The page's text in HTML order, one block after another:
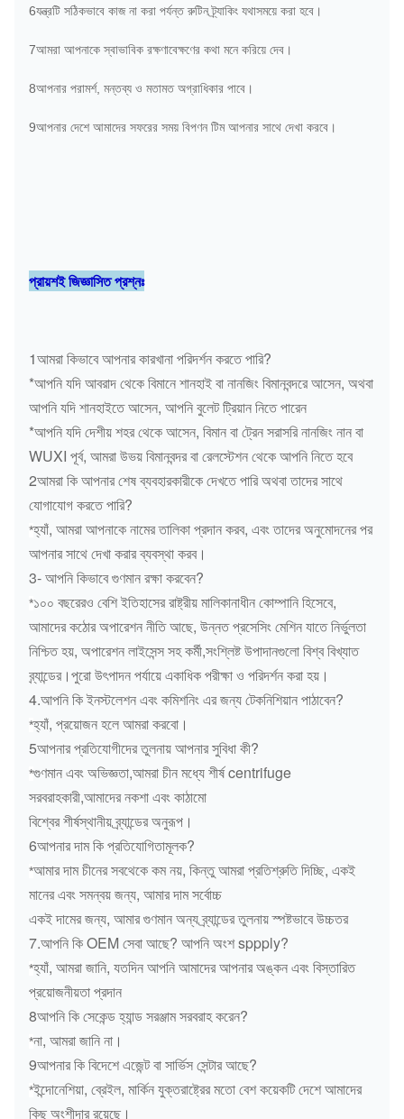
6যন্ত্রটি সঠিকভাবে কাজ না করা পর্যন্ত রুটিন ট্র্যাকিং যথাসময়ে করা হবে।
7আমরা আপনাকে স্বাভাবিক রক্ষণাবেক্ষণের কথা মনে করিয়ে দেব।
8আপনার পরামর্শ, মন্তব্য ও মতামত অগ্রাধিকার পাবে।
9আপনার দেশে আমাদের সফরের সময় বিপণন টিম আপনার সাথে দেখা করবে।
প্রায়শই জিজ্ঞাসিত প্রশ্নঃ
1আমরা কিভাবে আপনার কারখানা পরিদর্শন করতে পারি?
*আপনি যদি আবরাদ থেকে বিমানে শানহাই বা নানজিং বিমানবন্দরে আসেন, অথবা
আপনি যদি শানহাইতে আসেন, আপনি বুলেট ট্রিয়ান নিতে পারেন
*আপনি যদি দেশীয় শহর থেকে আসেন, বিমান বা ট্রেন সরাসরি নানজিং নান বা
WUXI পূর্ব, আমরা উভয় বিমানবন্দর বা রেলস্টেশন থেকে আপনি নিতে হবে
2আমরা কি আপনার শেষ ব্যবহারকারীকে দেখতে পারি অথবা তাদের সাথে
যোগাযোগ করতে পারি?
*হ্যাঁ, আমরা আপনাকে নামের তালিকা প্রদান করব, এবং তাদের অনুমোদনের পর
আপনার সাথে দেখা করার ব্যবস্থা করব।
3- আপনি কিভাবে গুণমান রক্ষা করবেন?
*১০০ বছরেরও বেশি ইতিহাসের রাষ্ট্রীয় মালিকানাধীন কোম্পানি হিসেবে,
আমাদের কঠোর অপারেশন নীতি আছে, উন্নত প্রসেসিং মেশিন যাতে নির্ভুলতা
নিশ্চিত হয়, অপারেশন লাইসেন্স সহ কর্মী,সংশ্লিষ্ট উপাদানগুলো বিশ্ব বিখ্যাত
ব্র্যান্ডের।পুরো উৎপাদন পর্যায়ে একাধিক পরীক্ষা ও পরিদর্শন করা হয়।
4.আপনি কি ইনস্টলেশন এবং কমিশনিং এর জন্য টেকনিশিয়ান পাঠাবেন?
*হ্যাঁ, প্রয়োজন হলে আমরা করবো।
5আপনার প্রতিযোগীদের তুলনায় আপনার সুবিধা কী?
*গুণমান এবং অভিজ্ঞতা,আমরা চীন মধ্যে শীর্ষ centrifuge
সরবরাহকারী,আমাদের নকশা এবং কাঠামো
বিশ্বের শীর্ষস্থানীয় ব্র্যান্ডের অনুরূপ।
6আপনার দাম কি প্রতিযোগিতামূলক?
*আমার দাম চীনের সবথেকে কম নয়, কিন্তু আমরা প্রতিশ্রুতি দিচ্ছি, একই
মানের এবং সমন্বয় জন্য, আমার দাম সর্বোচ্চ
একই দামের জন্য, আমার গুণমান অন্য ব্র্যান্ডের তুলনায় স্পষ্টভাবে উচ্চতর
7.আপনি কি OEM সেবা আছে? আপনি অংশ sppply?
*হ্যাঁ, আমরা জানি, যতদিন আপনি আমাদের আপনার অঙ্কন এবং বিস্তারিত
প্রয়োজনীয়তা প্রদান
8আপনি কি সেকেন্ড হ্যান্ড সরঞ্জাম সরবরাহ করেন?
*না, আমরা জানি না।
9আপনার কি বিদেশে এজেন্ট বা সার্ভিস সেন্টার আছে?
*ইন্দোনেশিয়া, ব্রেইল, মার্কিন যুক্তরাষ্ট্রের মতো বেশ কয়েকটি দেশে আমাদের
কিছু অংশীদার রয়েছে।